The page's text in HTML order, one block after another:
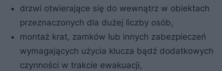
drzwi otwierające się do wewnątrz w obiektach
przeznaczonych dla dużej liczby osób,
montaż krat, zamków lub innych zabezpieczeń
wymagających użycia klucza bądź dodatkowych
czynności w trakcie ewakuacji,